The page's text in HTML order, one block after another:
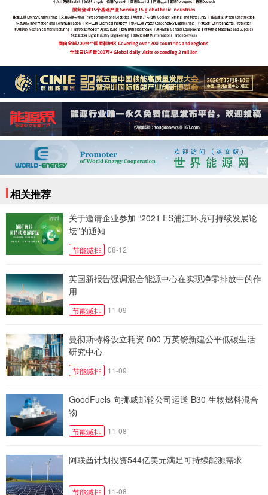
相关推荐
关于邀请企业参加 “2021 ES浦江环境可持续发展论
坛”的通知
节能减排 08-12
英国新报告强调混合能源中心在实现净零排放中的作
用
节能减排 11-09
曼彻斯特将设立耗资 800 万英镑新建公平低碳生活
研究中心
节能减排 11-09
GoodFuels 向挪威邮轮公司运送 B30 生物燃料混合
物
节能减排 11-08
阿联酋计划投资544亿美元满足可持续能源需求
节能减排 11-08